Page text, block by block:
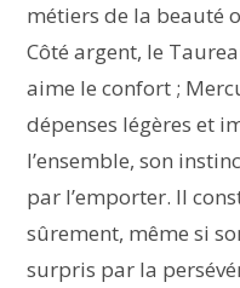
métiers de la beauté
Côté argent, le
aime le confort ;
dépenses légères et
l’ensemble, son
par l’emporter. Il
sûrement, même si
surpris par la